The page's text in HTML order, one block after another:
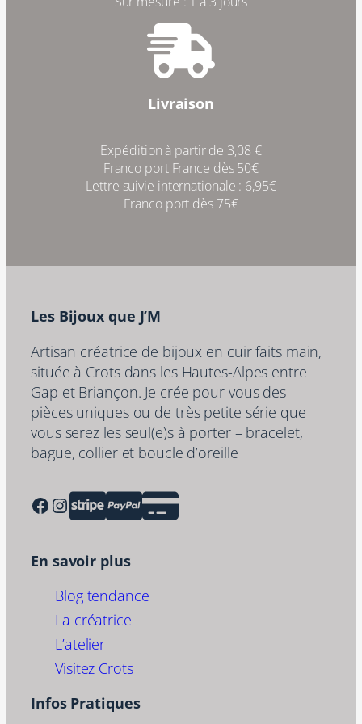
Livraison
Expédition à partir de 3,08 €
Franco port France dès 50€
Lettre suivie internationale : 6,95€
Franco port dès 75€
Les Bijoux que J’M
Artisan créatrice de bijoux en cuir faits main,
située à Crots dans les Hautes-Alpes entre
Gap et Briançon. Je crée pour vous des
pièces uniques ou de très petite série que
vous serez les seul(e)s à porter – bracelet,
bague, collier et boucle d’oreille
Facebook Instagram
En savoir plus
Blog tendance
La créatrice
L’atelier
Visitez Crots
Infos Pratiques